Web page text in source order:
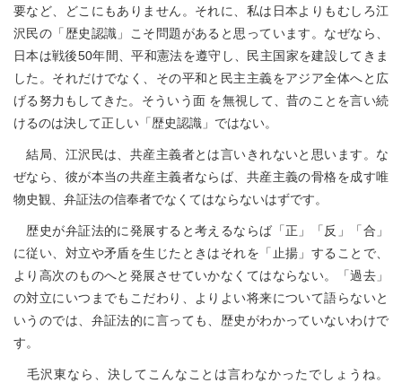
要など、どこにもありません。それに、私は日本よりもむしろ江
沢民の「歴史認識」こそ問題があると思っています。なぜなら、
日本は戦後50年間、平和憲法を遵守し、民主国家を建設してきま
した。それだけでなく、その平和と民主主義をアジア全体へと広
げる努力もしてきた。そういう面 を無視して、昔のことを言い続
けるのは決して正しい「歴史認識」ではない。
結局、江沢民は、共産主義者とは言いきれないと思います。な
ぜなら、彼が本当の共産主義者ならば、共産主義の骨格を成す唯
物史観、弁証法の信奉者でなくてはならないはずです。
歴史が弁証法的に発展すると考えるならば「正」「反」「合」
に従い、対立や矛盾を生じたときはそれを「止揚」することで、
より高次のものへと発展させていかなくてはならない。「過去」
の対立にいつまでもこだわり、よりよい将来について語らないと
いうのでは、弁証法的に言っても、歴史がわかっていないわけで
す。
毛沢東なら、決してこんなことは言わなかったでしょうね。